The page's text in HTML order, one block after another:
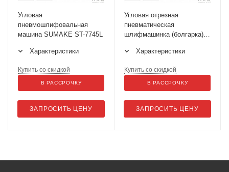
Угловая
пневмошлифовальная
машина SUMAKE ST-7745L
Характеристики
ЗАПРОСИТЬ ЦЕНУ
Купить со скидкой
В РАССРОЧКУ
Угловая отрезная
пневматическая
шлифмашинка (болгарка)
Характеристики
ЗАПРОСИТЬ ЦЕНУ
Купить со скидкой
В РАССРОЧКУ